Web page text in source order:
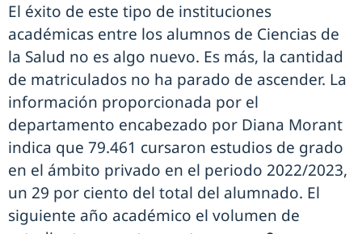
El éxito de este tipo de instituciones
académicas entre los alumnos de Ciencias de
la Salud no es algo nuevo. Es más, la cantidad
de matriculados no ha parado de ascender. La
información proporcionada por el
departamento encabezado por Diana Morant
indica que 79.461 cursaron estudios de grado
en el ámbito privado en el periodo 2022/2023,
un 29 por ciento del total del alumnado. El
siguiente año académico el volumen de